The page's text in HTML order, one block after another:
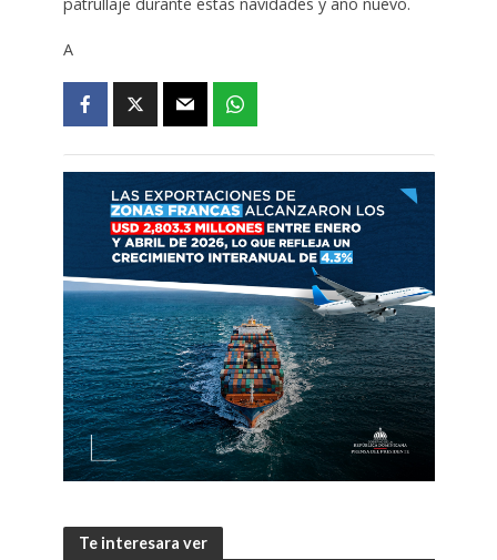
A
Te interesara ver